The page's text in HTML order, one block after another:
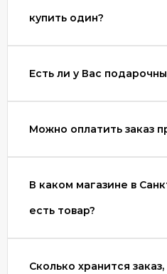
купить один?
Есть ли у Вас
Можно оплатить заказ
В каком магазине в
есть товар?
Сколько хранится